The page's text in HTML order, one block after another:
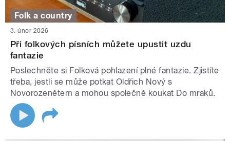
Folk a country
3. únor 2026
Při folkových písních můžete upustit uzdu
fantazie
Poslechněte si Folková pohlazení plné fantazie. Zjistíte
třeba, jestli se může potkat Oldřich Nový s
Novorozenětem a mohou společně koukat Do mraků.